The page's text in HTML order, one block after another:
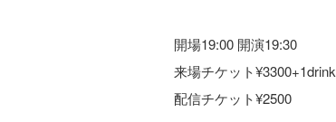
開場19:00 開演19:30
来場チケット¥3300+1drink
配信チケット¥2500